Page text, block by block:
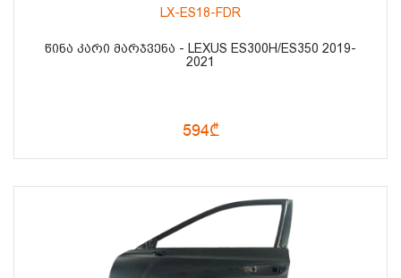
LX-ES18-FDR
ᲬᲘᲜᲐ ᲙᲐᲠᲘ ᲛᲐᲠᲯᲕᲔᲜᲐ - LEXUS ES300H/ES350 2019-
2021
594₾